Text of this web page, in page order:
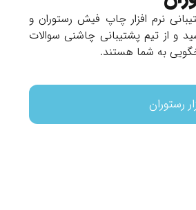
نرم افزار چاپ فیش رستوران و
و از تیم پشتیبانی چاشنی سوالات
به شما هستند.
رستوران